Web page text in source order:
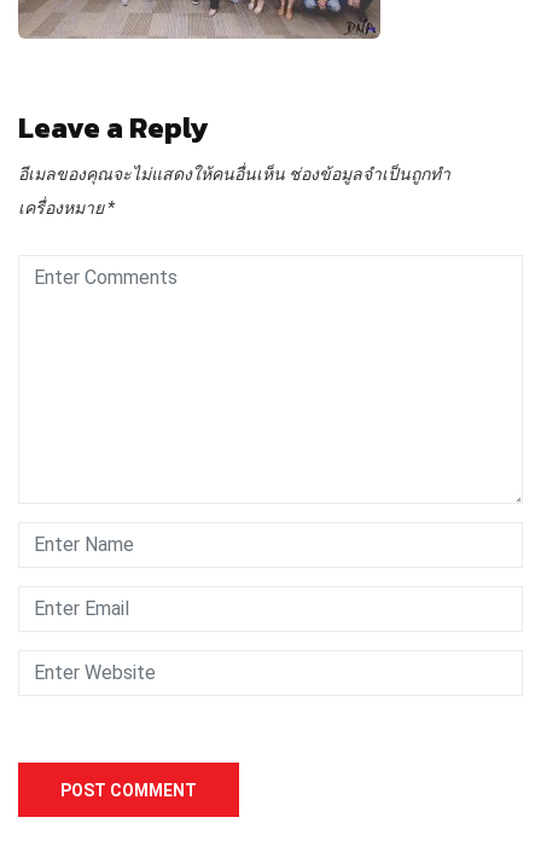
Leave a Reply
อีเมลของคุณจะไม่แสดงให้คนอื่นเห็น ช่องข้อมูลจำเป็นถูกทำ
เครื่องหมาย*